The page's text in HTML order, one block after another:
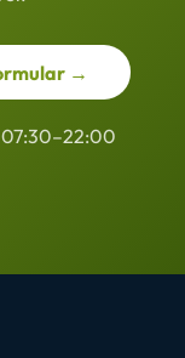
→
07:30–22:00